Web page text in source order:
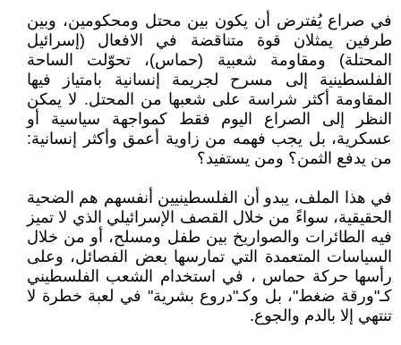
في صراع يُفترض أن يكون بين محتل ومحكومين، وبين
طرفين يمثلان قوة متناقضة في الافعال (إسرائيل
المحتلة) ومقاومة شعبية (حماس)، تحوّلت الساحة
الفلسطينية إلى مسرح لجريمة إنسانية بامتياز فيها
المقاومة أكثر شراسة على شعبها من المحتل. لا يمكن
النظر إلى الصراع اليوم فقط كمواجهة سياسية أو
عسكرية، بل يجب فهمه من زاوية أعمق وأكثر إنسانية:
من يدفع الثمن؟ ومن يستفيد؟
في هذا الملف، يبدو أن الفلسطينيين أنفسهم هم الضحية
الحقيقية، سواءً من خلال القصف الإسرائيلي الذي لا تميز
فيه الطائرات والصواريخ بين طفل ومسلح، أو من خلال
السياسات المتعمدة التي تمارسها بعض الفصائل، وعلى
رأسها حركة حماس ، في استخدام الشعب الفلسطيني
كـ"ورقة ضغط"، بل وكـ"دروع بشرية" في لعبة خطرة لا
تنتهي إلا بالدم والجوع.